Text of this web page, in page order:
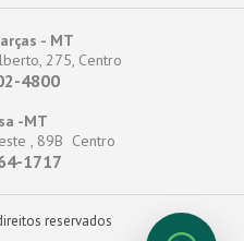
- MT
275, Centro
4800
-MT
, 89B Centro
1717
reservados